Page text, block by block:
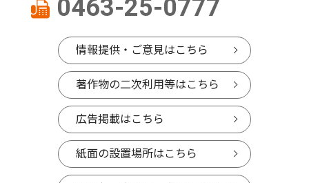
0463-25-0777
情報提供・ご意見はこちら
著作物の二次利用等はこちら
広告掲載はこちら
紙面の設置場所はこちら